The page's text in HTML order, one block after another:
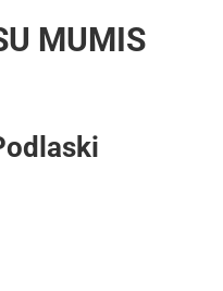
MUMIS